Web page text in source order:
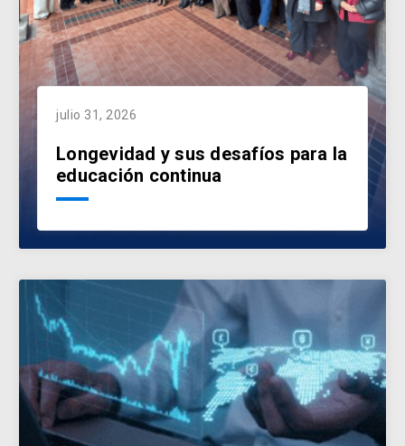
julio 31, 2026
Longevidad y sus desafíos para la
educación continua